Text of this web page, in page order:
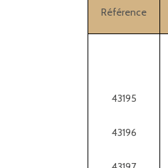
Référence
43195
43196